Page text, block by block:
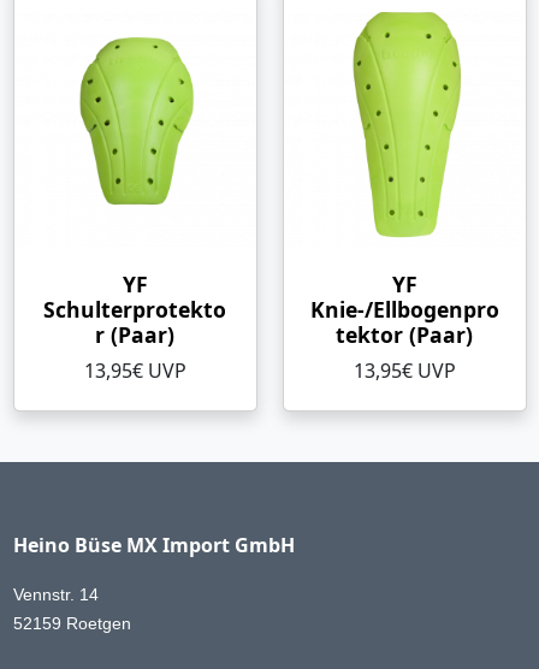
YF
Schulterprotekto
r (Paar)
13,95€ UVP
YF
Knie-/Ellbogenpro
tektor (Paar)
13,95€ UVP
Heino Büse MX Import GmbH
Vennstr. 14
52159 Roetgen